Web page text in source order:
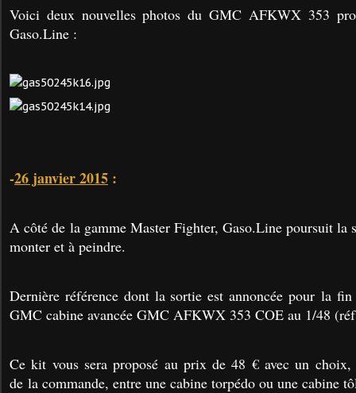
Voici deux nouvelles photos du GMC AFKWX 353
Gaso.Line :
-26 janvier 2015 :
A côté de la gamme Master Fighter, Gaso.Line poursuit la
monter et à peindre.
Dernière référence dont la sortie est annoncée pour la
GMC cabine avancée GMC AFKWX 353 COE au 1/48
Ce kit vous sera proposé au prix de 48 € avec un choix,
de la commande, entre une cabine torpédo ou une cabine